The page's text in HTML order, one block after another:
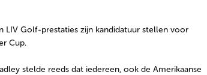
LIV Golf-prestaties zijn kandidatuur stellen voor
Cup.
stelde reeds dat iedereen, ook de Amerikaanse